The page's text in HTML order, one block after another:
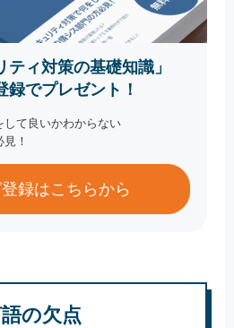
ィ対策の基礎知識」
録でプレゼント！
して良いかわからない
！
録はこちらから
の欠点